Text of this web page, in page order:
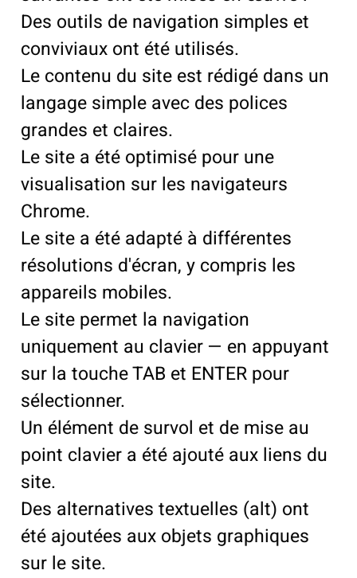
Des outils de navigation simples et
conviviaux ont été utilisés.
Le contenu du site est rédigé dans un
langage simple avec des polices
grandes et claires.
Le site a été optimisé pour une
visualisation sur les navigateurs
Chrome.
Le site a été adapté à différentes
résolutions d'écran, y compris les
appareils mobiles.
Le site permet la navigation
uniquement au clavier — en appuyant
sur la touche TAB et ENTER pour
sélectionner.
Un élément de survol et de mise au
point clavier a été ajouté aux liens du
site.
Des alternatives textuelles (alt) ont
été ajoutées aux objets graphiques
sur le site.